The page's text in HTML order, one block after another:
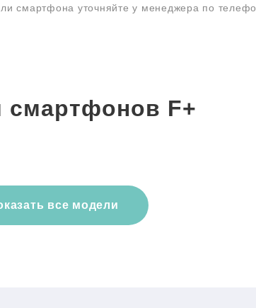
смартфона уточняйте у менеджера по
смартфонов F+
все модели